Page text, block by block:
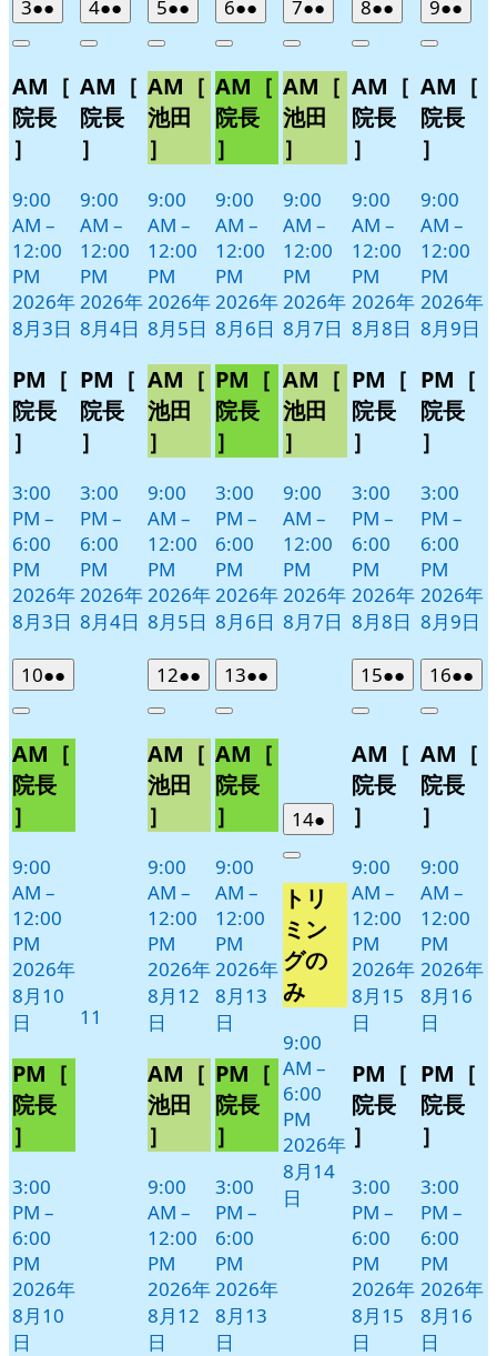
32026
年
月
3
日
●●
件
イ
ベ
Close
AM［
院長
］
9:00
AM –
12:00
PM
2026年
8月3日
PM［
院長
］
3:00
PM –
6:00
PM
2026年
8月3日
42026
年
月
4
日
●●
件
イ
ベ
Close
AM［
院長
］
9:00
AM –
12:00
PM
2026年
8月4日
PM［
院長
］
3:00
PM –
6:00
PM
2026年
8月4日
52026
年
月
5
日
●●
件
イ
ベ
ト)
Close
AM［
池田
］
9:00
AM –
12:00
PM
2026年
8月5日
AM［
池田
］
9:00
AM –
12:00
PM
2026年
8月5日
62026
年
月
6
日
●●
件
イ
ベ
ト)
Close
AM［
院長
］
9:00
AM –
12:00
PM
2026年
8月6日
PM［
院長
］
3:00
PM –
6:00
PM
2026年
8月6日
72026
年
月
7
日
●●
件
イ
ベ
ト)
Close
AM［
池田
］
9:00
AM –
12:00
PM
2026年
8月7日
AM［
池田
］
9:00
AM –
12:00
PM
2026年
8月7日
82026
年
月
8
日
●●
件
イ
ベ
Close
AM［
院長
］
9:00
AM –
12:00
PM
2026年
8月8日
PM［
院長
］
3:00
PM –
6:00
PM
2026年
8月8日
92026
年
月
9
日
●●
件
イ
ベ
Close
AM［
院長
］
9:00
AM –
12:00
PM
2026年
8月9日
PM［
院長
］
3:00
PM –
6:00
PM
2026年
8月9日
102026
年
月
10
日
●●
件
イ
ト)
Close
AM［
院長
］
9:00
AM –
12:00
PM
2026年
8月10
日
PM［
院長
］
3:00
PM –
6:00
PM
2026年
8月10
日
11
122026
年
月
12
日
●●
件
イ
ベ
ト)
Close
AM［
池田
］
9:00
AM –
12:00
PM
2026年
8月12
日
AM［
池田
］
9:00
AM –
12:00
PM
2026年
8月12
日
132026
年
月
13
日
●●
件
イ
ン
ト)
Close
AM［
院長
］
9:00
AM –
12:00
PM
2026年
8月13
日
PM［
院長
］
3:00
PM –
6:00
PM
2026年
8月13
日
142026
年
月
14
日
●
件
ベ
ン
ト)
Close
トリ
ミン
グの
み
9:00
AM –
6:00
PM
2026年
8月14
日
152026
年
月
15
日
●●
件
イ
ベ
ト)
Close
AM［
院長
］
9:00
AM –
12:00
PM
2026年
8月15
日
PM［
院長
］
3:00
PM –
6:00
PM
2026年
8月15
日
162026
年
月
16
日
●●
件
イ
Close
AM［
院長
］
9:00
AM –
12:00
PM
2026年
8月16
日
PM［
院長
］
3:00
PM –
6:00
PM
2026年
8月16
日